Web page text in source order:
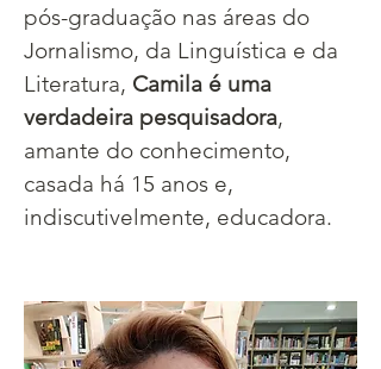
pós-graduação nas áreas do
Jornalismo, da Linguística e da
Literatura, Camila é uma
verdadeira pesquisadora,
amante do conhecimento,
casada há 15 anos e,
indiscutivelmente, educadora.